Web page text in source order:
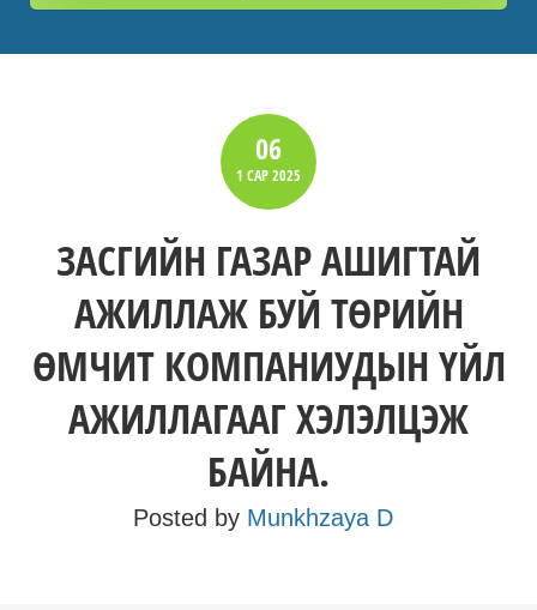
06
1 САР2025
ЗАСГИЙН ГАЗАР АШИГТАЙ
АЖИЛЛАЖ БУЙ ТӨРИЙН
ӨМЧИТ КОМПАНИУДЫН ҮЙЛ
АЖИЛЛАГААГ ХЭЛЭЛЦЭЖ
БАЙНА.
Posted by Munkhzaya D